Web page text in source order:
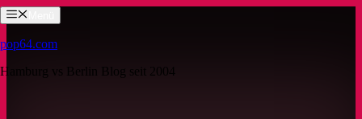
Zum
Inhalt
springen
pop64.com
Hamburg vs Berlin Blog seit 2004